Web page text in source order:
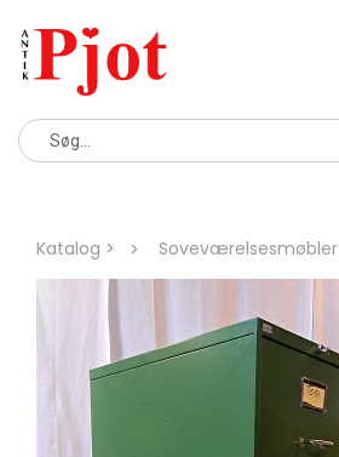
Katalog > Soveværelsesmøbler